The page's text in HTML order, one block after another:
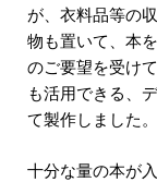
が、衣料品等の
物も置いて、本
のご要望を受け
も活用できる、
て製作しました。
十分な量の本が